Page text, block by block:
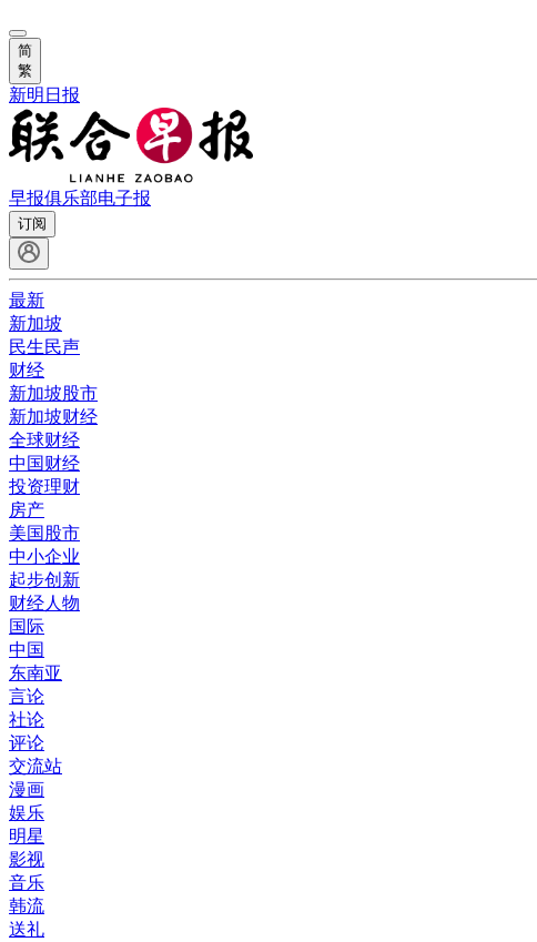
简
繁
新明日报
早报俱乐部电子报
订阅
最新
新加坡
民生民声
财经
新加坡股市
新加坡财经
全球财经
中国财经
投资理财
房产
美国股市
中小企业
起步创新
财经人物
国际
中国
东南亚
言论
社论
评论
交流站
漫画
娱乐
明星
影视
音乐
韩流
送礼